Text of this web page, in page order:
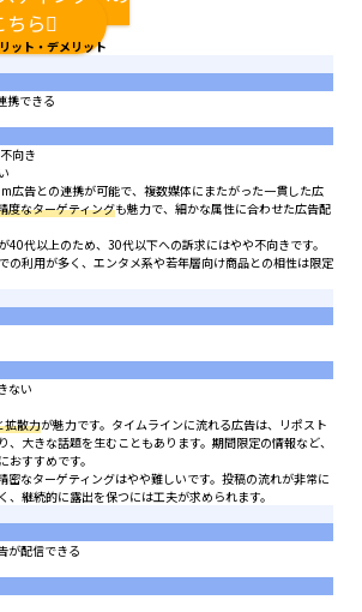
ちら
ット・デメリット
携できる
向き
広告との連携が可能で、複数媒体にまたがった一貫した広
度なターゲティングも魅力で、細かな属性に合わせた広告配
40代以上のため、30代以下への訴求にはやや不向きです。
の利用が多く、エンタメ系や若年層向け商品との相性は限定
ない
拡散力が魅力です。タイムラインに流れる広告は、リポスト
、大きな話題を生むこともあります。期間限定の情報など、
すすめです。
密なターゲティングはやや難しいです。投稿の流れが非常に
、継続的に露出を保つには工夫が求められます。
が配信できる